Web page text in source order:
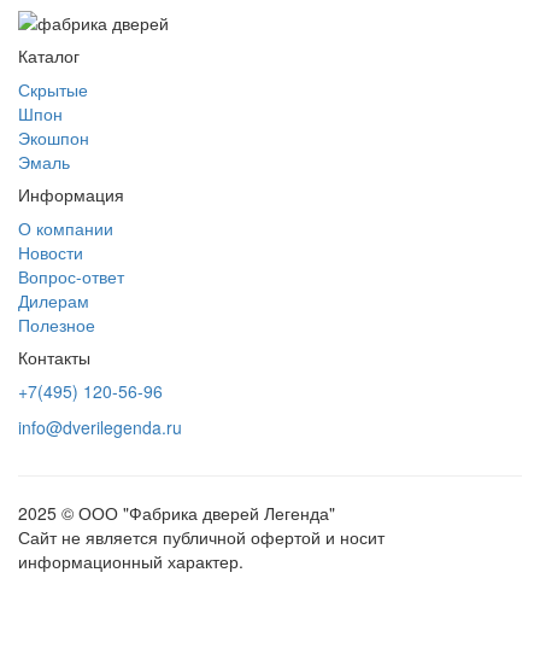
Каталог
Скрытые
Шпон
Экошпон
Эмаль
Информация
О компании
Новости
Вопрос-ответ
Дилерам
Полезное
Контакты
+7(495) 120-56-96
info@dverilegenda.ru
2025 © ООО "Фабрика дверей Легенда"
Сайт не является публичной офертой и носит
информационный характер.